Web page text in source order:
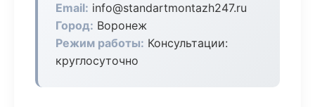
Email: info@standartmontazh247.ru
Город: Воронеж
Режим работы: Консультации:
круглосуточно